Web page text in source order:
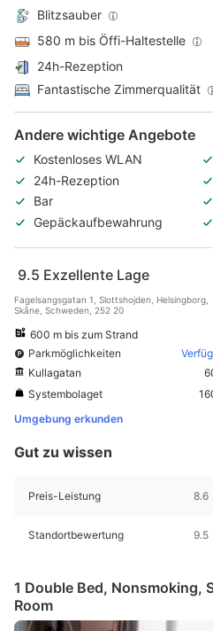
Blitzsauber
580 m bis Öffi-Haltestelle
24h-Rezeption
Fantastische Zimmerqualität
Andere wichtige Angebote
Kostenloses WLAN
24h-Rezeption
Bar
Gepäckaufbewahrung
9.5 Exzellente Lage
Fagelsangsgatan 1, Slottshojden, Helsingborg,
Skåne, Schweden, 252 20
600 m bis zum Strand
Parkmöglichkeiten
Kullagatan
Systembolaget
Umgebung erkunden
Gut zu wissen
Preis-Leistung 8.6
Standortbewertung 9.5
1 Double Bed, Nonsmoking,
Room